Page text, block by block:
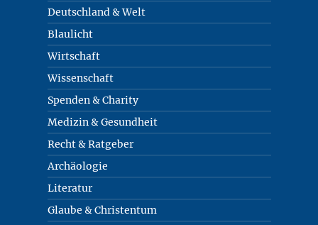
Deutschland & Welt
Blaulicht
Wirtschaft
Wissenschaft
Spenden & Charity
Medizin & Gesundheit
Recht & Ratgeber
Archäologie
Literatur
Glaube & Christentum